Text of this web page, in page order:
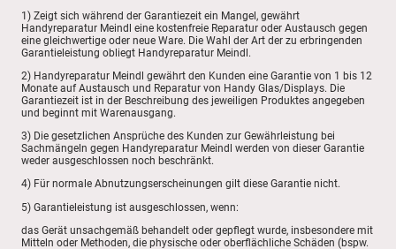
1) Zeigt sich während der Garantiezeit ein Mangel, gewährt
Handyreparatur Meindl eine kostenfreie Reparatur oder Austausch gegen
eine gleichwertige oder neue Ware. Die Wahl der Art der zu erbringenden
Garantieleistung obliegt Handyreparatur Meindl.
2) Handyreparatur Meindl gewährt den Kunden eine Garantie von 1 bis 12
Monate auf Austausch und Reparatur von Handy Glas/Displays. Die
Garantiezeit ist in der Beschreibung des jeweiligen Produktes angegeben
und beginnt mit Warenausgang.
3) Die gesetzlichen Ansprüche des Kunden zur Gewährleistung bei
Sachmängeln gegen Handyreparatur Meindl werden von dieser Garantie
weder ausgeschlossen noch beschränkt.
4) Für normale Abnutzungserscheinungen gilt diese Garantie nicht.
5) Garantieleistung ist ausgeschlossen, wenn:
das Gerät unsachgemäß behandelt oder gepflegt wurde, insbesondere mit
Mitteln oder Methoden, die physische oder oberflächliche Schäden (bspw.